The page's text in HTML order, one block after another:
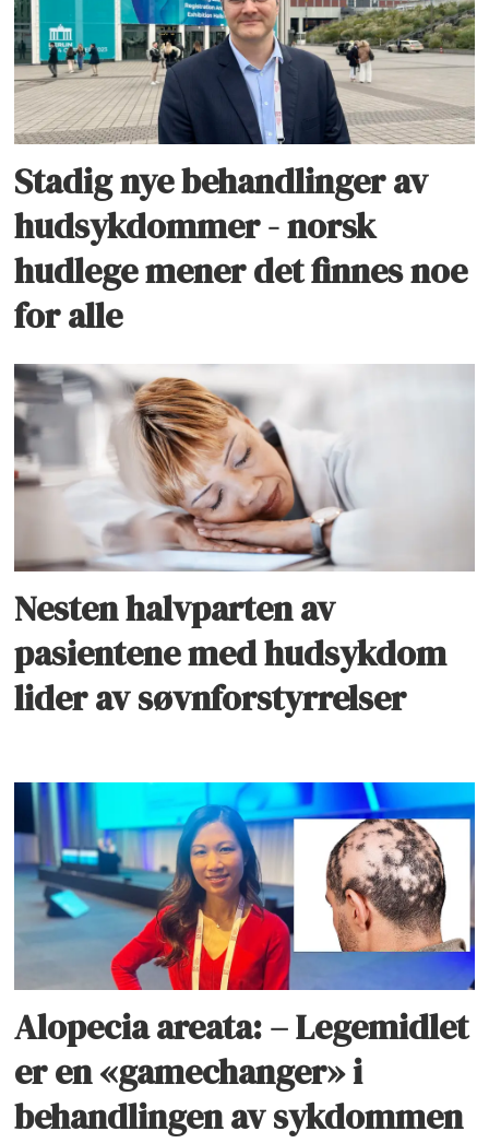
Stadig nye behandlinger av
hudsykdommer - norsk
hudlege mener det finnes noe
for alle
Nesten halvparten av
pasientene med hudsykdom
lider av søvnforstyrrelser
Alopecia areata: – Legemidlet
er en «gamechanger» i
behandlingen av sykdommen